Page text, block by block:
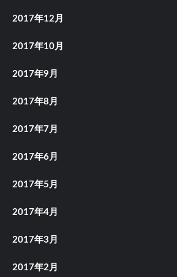
2017年12月
2017年10月
2017年9月
2017年8月
2017年7月
2017年6月
2017年5月
2017年4月
2017年3月
2017年2月